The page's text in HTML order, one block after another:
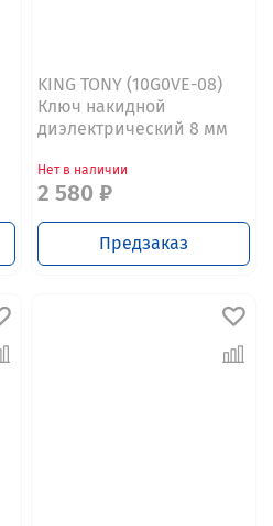
KING TONY (10G0VE-08)
Ключ накидной
диэлектрический 8 мм
Нет в наличии
2 580 ₽
Предзаказ